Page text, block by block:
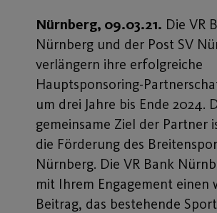
Nürnberg, 09.03.21. Die VR
Nürnberg und der Post SV
verlängern ihre erfolgreiche
Hauptsponsoring-
um drei Jahre bis Ende 2024.
gemeinsame Ziel der Partner
die Förderung des
Nürnberg. Die VR Bank
mit Ihrem Engagement einen
Beitrag, das bestehende